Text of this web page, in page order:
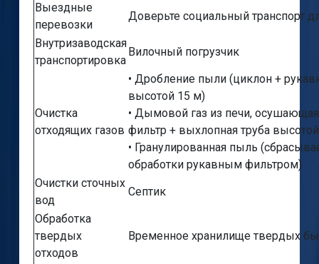
Выездные
перевозки
Доверьте социальный транспорт
Внутризаводская
транспортировка
Вилочный погрузчик
Очистка
отходящих газов
• Дробление пыли (циклон +
высотой 15 м)
• Дымовой газ из печи,
фильтр + выхлопная труба
• Гранулированная пыль
обработки рукавным фильтром)
Очистки сточных
вод
Септик
Обработка
твердых
отходов
Временное хранилище твердых